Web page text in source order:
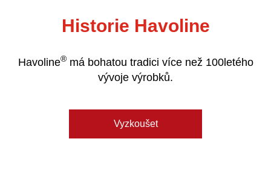
Historie Havoline
Havoline®má bohatou tradici více než 100letého
vývoje výrobků.
Vyzkoušet